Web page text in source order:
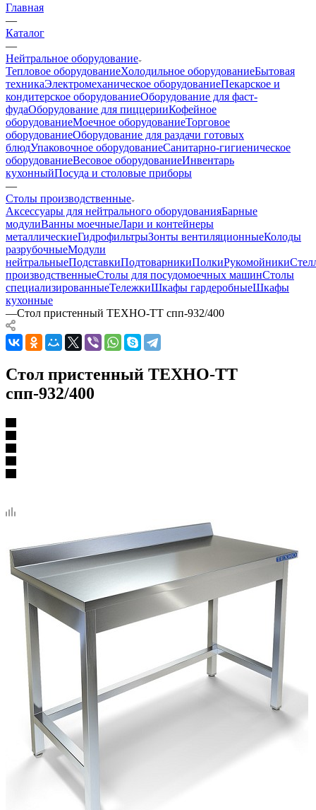
Главная
—
Каталог
—
Нейтральное оборудование
Тепловое оборудованиеХолодильное оборудованиеБытовая
техникаЭлектромеханическое оборудованиеПекарское и
кондитерское оборудованиеОборудование для фаст-
фудаОборудование для пиццерииКофейное
оборудованиеМоечное оборудованиеТорговое
оборудованиеОборудование для раздачи готовых
блюдУпаковочное оборудованиеСанитарно-гигиеническое
оборудованиеВесовое оборудованиеИнвентарь
кухонныйПосуда и столовые приборы
—
Столы производственные
Аксессуары для нейтрального оборудованияБарные
модулиВанны моечныеЛари и контейнеры
металлическиеГидрофильтрыЗонты вентиляционныеКолоды
разрубочныеМодули
нейтральныеПодставкиПодтоварникиПолкиРукомойники
производственныеСтолы для посудомоечных машинСтолы
специализированныеТележкиШкафы гардеробныеШкафы
кухонные
—Стол пристенный ТЕХНО-ТТ спп-932/400
Стол пристенный ТЕХНО-ТТ
спп-932/400